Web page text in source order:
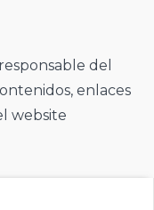
del
enlaces
website